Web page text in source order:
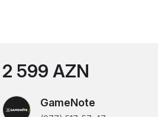
2 599 AZN
GameNote